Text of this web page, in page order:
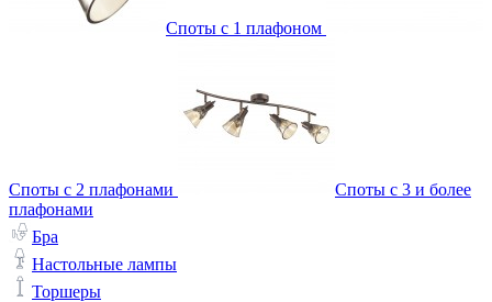
Споты с 1 плафоном
Споты с 2 плафонами
Споты с 3 и более
плафонами
Бра
Настольные лампы
Торшеры